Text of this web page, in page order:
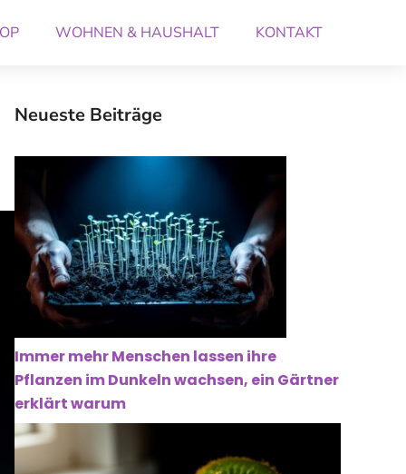
WOHNEN & HAUSHALT KONTAKT
Neueste Beiträge
Immer mehr Menschen lassen ihre
Pflanzen im Dunkeln wachsen, ein Gärtner
erklärt warum